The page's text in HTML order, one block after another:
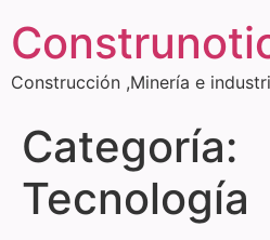
Construcción ,Minería e
Categoría:
Tecnología